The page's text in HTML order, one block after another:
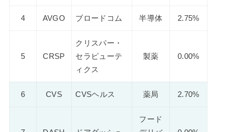
4 AVGO ブロードコム 半導体 2.75%
5 CRSP
クリスパー・
セラピューテ
ィクス
製薬 0.00%
6 CVS CVSヘルス 薬局 2.70%
フード